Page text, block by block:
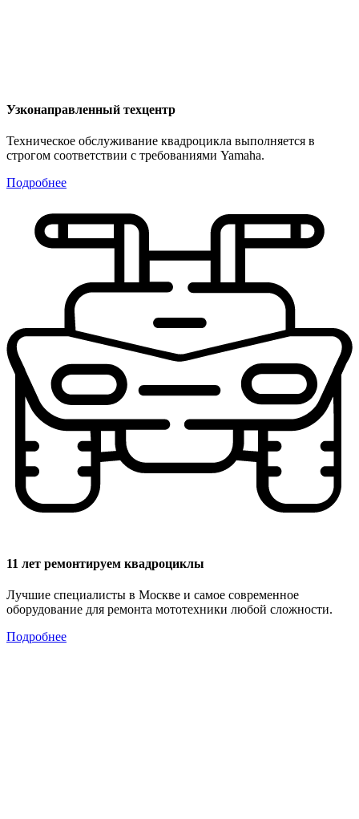
Узконаправленный техцентр
Техническое обслуживание квадроцикла выполняется в
строгом соответствии с требованиями Yamaha.
Подробнее
11 лет ремонтируем квадроциклы
Лучшие специалисты в Москве и самое современное
оборудование для ремонта мототехники любой сложности.
Подробнее